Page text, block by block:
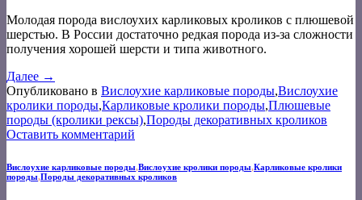
Молодая порода вислоухих карликовых кроликов с плюшевой
шерстью. В России достаточно редкая порода из-за сложности
получения хорошей шерсти и типа животного.
Далее →
Опубликовано в Вислоухие карликовые породы,Вислоухие
кролики породы,Карликовые кролики породы,Плюшевые
породы (кролики рексы),Породы декоративных кроликов
Оставить комментарий
Вислоухие карликовые породы,Вислоухие кролики породы,Карликовые кролики
породы,Породы декоративных кроликов